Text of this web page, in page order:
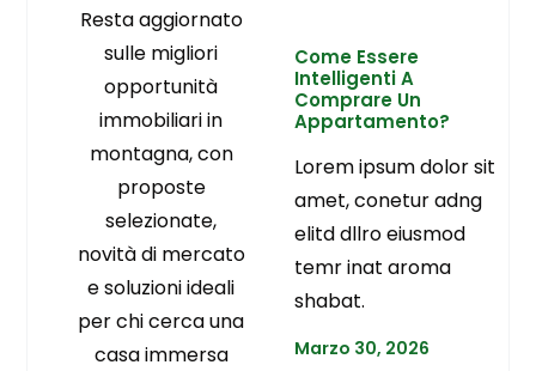
Resta aggiornato
sulle migliori
opportunità
immobiliari in
montagna, con
proposte
selezionate,
novità di mercato
e soluzioni ideali
per chi cerca una
casa immersa
Come Essere
Intelligenti A
Comprare Un
Appartamento?
Lorem ipsum dolor sit
amet, conetur adng
elitd dllro eiusmod
temr inat aroma
shabat.
Marzo 30, 2026